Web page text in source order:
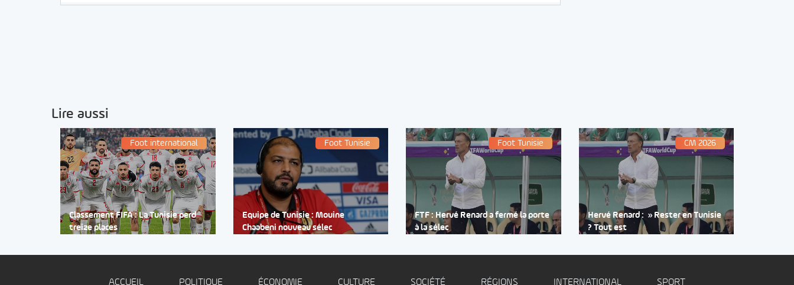
Lire aussi
Foot international
Classement FIFA : La Tunisie perd
treize places
Foot Tunisie
Equipe de Tunisie : Mouine
Chaabeni nouveau sélec
Foot Tunisie
FTF : Hervé Renard a fermé la porte
à la sélec
CM 2026
Hervé Renard : » Rester en Tunisie
? Tout est
ACCUEIL POLITIQUE ÉCONOMIE CULTURE SOCIÉTÉ RÉGIONS INTERNATIONAL SPORT